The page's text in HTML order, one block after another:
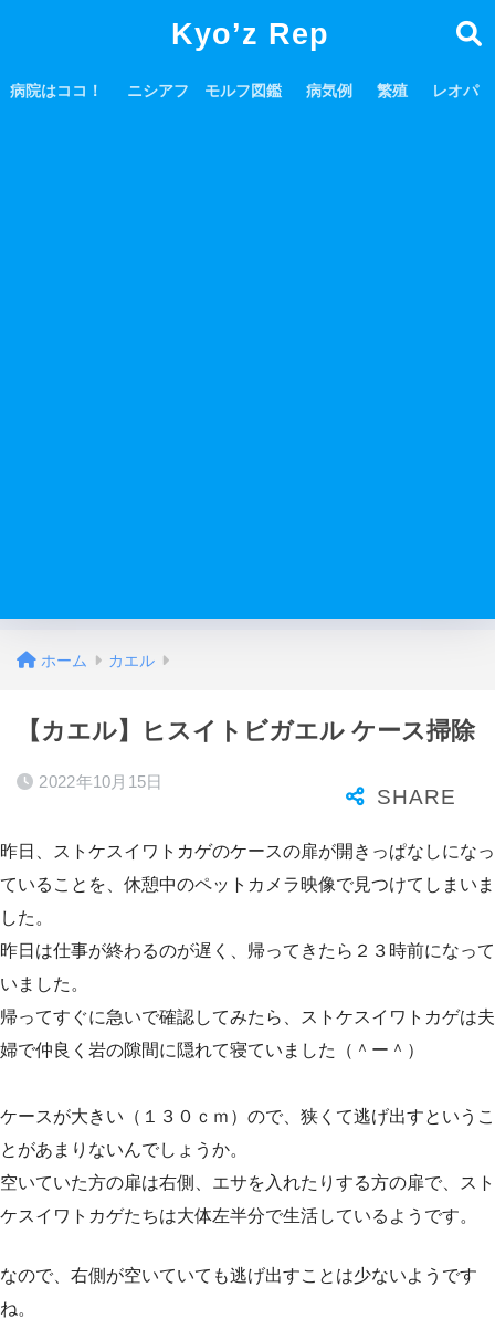
Kyo’z Rep
病院はココ！ ニシアフ モルフ図鑑 病気例 繁殖 レオパ
ホーム カエル
【カエル】ヒスイトビガエル ケース掃除
2022年10月15日
昨日、ストケスイワトカゲのケースの扉が開きっぱなしになっ
ていることを、休憩中のペットカメラ映像で見つけてしまいま
した。
昨日は仕事が終わるのが遅く、帰ってきたら２３時前になって
いました。
帰ってすぐに急いで確認してみたら、ストケスイワトカゲは夫
婦で仲良く岩の隙間に隠れて寝ていました（＾ー＾）
ケースが大きい（１３０ｃｍ）ので、狭くて逃げ出すというこ
とがあまりないんでしょうか。
空いていた方の扉は右側、エサを入れたりする方の扉で、スト
ケスイワトカゲたちは大体左半分で生活しているようです。
なので、右側が空いていても逃げ出すことは少ないようです
ね。